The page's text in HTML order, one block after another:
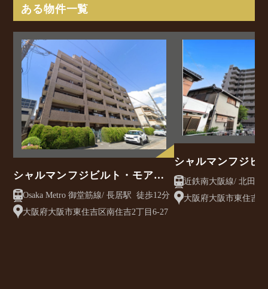
ある物件一覧
シャルマンフジビルト・モアー
住吉・長居
Osaka Metro 御堂筋線/ 長居駅 徒歩12分
大阪府大阪市東住吉区南住吉2丁目6-27
シャルマンフジビ
北田辺駅前・並木
大阪府大阪市東住吉